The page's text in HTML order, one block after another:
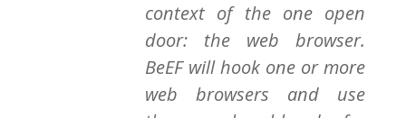
context of the one open
door: the web browser.
BeEF will hook one or more
web browsers and use